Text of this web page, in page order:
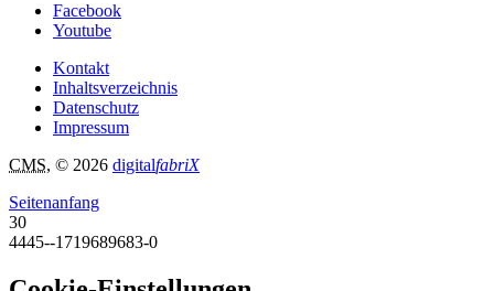
Facebook
Youtube
Kontakt
Inhaltsverzeichnis
Datenschutz
Impressum
CMS, © 2026 digitalfabriX
Seitenanfang
30
4445--1719689683-0